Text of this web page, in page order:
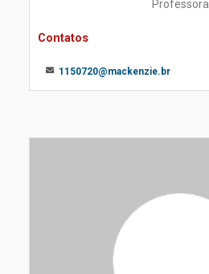
Professora
Contatos
1150720@mackenzie.br